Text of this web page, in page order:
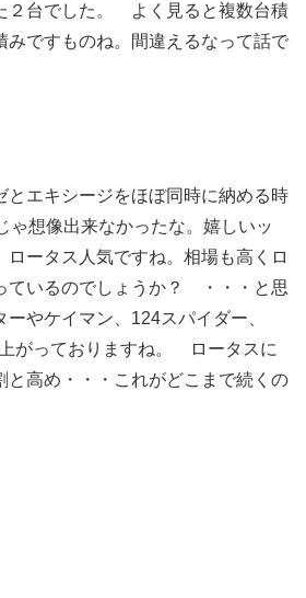
２台でした。 よく見ると複数台積
みですものね。間違えるなって話で
とエキシージをほぼ同時に納める時
ゃ想像出来なかったな。嬉しいッ
ータス人気ですね。相場も高くロ
ているのでしょうか？ ・・・と思
やケイマン、124スパイダー、
がっておりますね。 ロータスに
と高め・・・これがどこまで続くの